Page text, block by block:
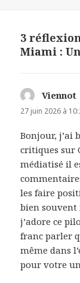
3
Miami :
Viennot
27 juin 2026 à
Bonjour, j’ai
critiques sur
médiatisé il
les faire
bien souvent
j’adore ce
franc parler
même dans
pour votre